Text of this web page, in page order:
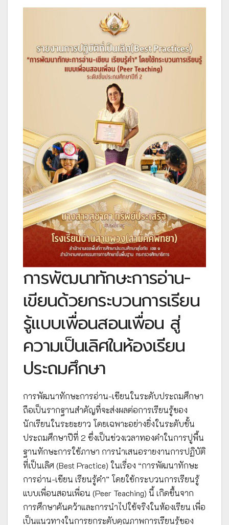
การพัฒนาทักษะการอ่าน-
เขียนด้วยกระบวนการเรียน
รู้แบบเพื่อนสอนเพื่อน สู่
ความเป็นเลิศในห้องเรียน
ประถมศึกษา
การพัฒนาทักษะการอ่าน-เขียนในระดับประถมศึกษา
ถือเป็นรากฐานสำคัญที่จะส่งผลต่อการเรียนรู้ของ
นักเรียนในระยะยาว โดยเฉพาะอย่างยิ่งในระดับชั้น
ประถมศึกษาปีที่ 2 ซึ่งเป็นช่วงเวลาทองคำในการปูพื้น
ฐานทักษะการใช้ภาษา การนำเสนอรายงานการปฏิบัติ
ที่เป็นเลิศ (Best Practice) ในเรื่อง “การพัฒนาทักษะ
การอ่าน-เขียน เรียนรู้คำ” โดยใช้กระบวนการเรียนรู้
แบบเพื่อนสอนเพื่อน (Peer Teaching) นี้ เกิดขึ้นจาก
การศึกษาค้นคว้าและการนำไปใช้จริงในห้องเรียน เพื่อ
เป็นแนวทางในการยกระดับคุณภาพการเรียนรู้ของ